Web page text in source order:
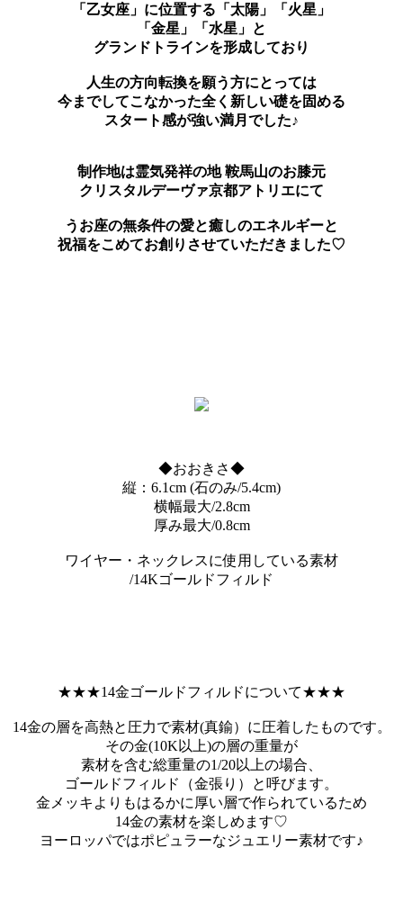
「乙女座」に位置する「太陽」「火星」
「金星」「水星」と
グランドトラインを形成しており
人生の方向転換を願う方にとっては
今までしてこなかった全く新しい礎を固める
スタート感が強い満月でした♪
制作地は霊気発祥の地 鞍馬山のお膝元
クリスタルデーヴァ京都アトリエにて
うお座の無条件の愛と癒しのエネルギーと
祝福をこめてお創りさせていただきました♡
◆おおきさ◆
縦：6.1cm (石のみ/5.4cm)
横幅最大/2.8cm
厚み最大/0.8cm
ワイヤー・ネックレスに使用している素材
/14Kゴールドフィルド
★★★14金ゴールドフィルドについて★★★
14金の層を高熱と圧力で素材(真鍮）に圧着したものです。
その金(10K以上)の層の重量が
素材を含む総重量の1/20以上の場合、
ゴールドフィルド（金張り）と呼びます。
金メッキよりもはるかに厚い層で作られているため
14金の素材を楽しめます♡
ヨーロッパではポピュラーなジュエリー素材です♪